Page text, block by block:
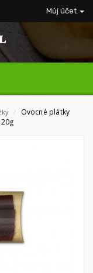
Můj účet
/
Ovocné plátky
20g